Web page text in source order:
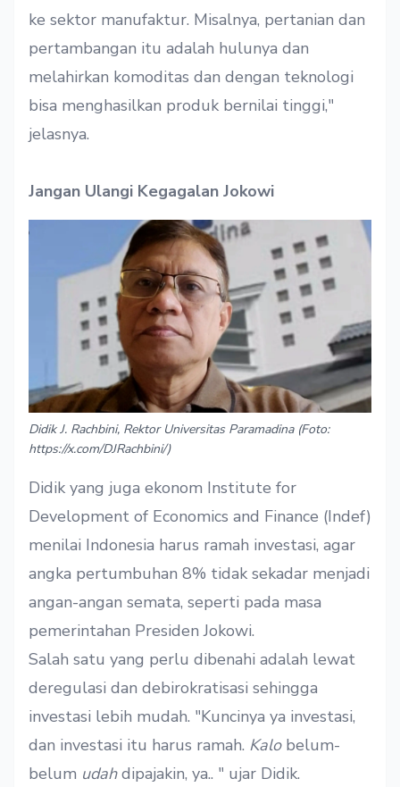
ke sektor manufaktur. Misalnya, pertanian dan
pertambangan itu adalah hulunya dan
melahirkan komoditas dan dengan teknologi
bisa menghasilkan produk bernilai tinggi,"
jelasnya.
Jangan Ulangi Kegagalan Jokowi
Didik J. Rachbini, Rektor Universitas Paramadina (Foto:
https://x.com/DJRachbini/)
Didik yang juga ekonom Institute for
Development of Economics and Finance (Indef)
menilai Indonesia harus ramah investasi, agar
angka pertumbuhan 8% tidak sekadar menjadi
angan-angan semata, seperti pada masa
pemerintahan Presiden Jokowi.
Salah satu yang perlu dibenahi adalah lewat
deregulasi dan debirokratisasi sehingga
investasi lebih mudah. "Kuncinya ya investasi,
dan investasi itu harus ramah. Kalo belum-
belum udahdipajakin, ya.. " ujar Didik.